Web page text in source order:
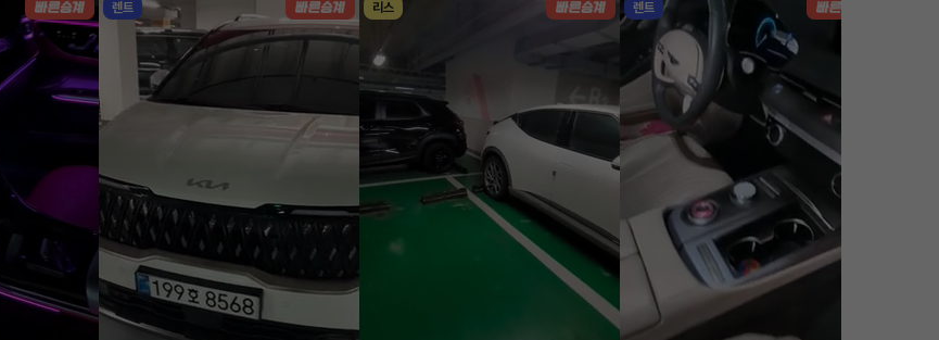
렌트 리스 렌트